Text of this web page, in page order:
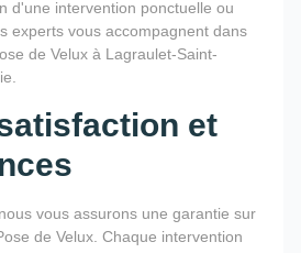
d'une intervention ponctuelle ou
experts vous accompagnent dans
de Velux à Lagraulet-Saint-
et
vous assurons une garantie sur
de Velux. Chaque intervention